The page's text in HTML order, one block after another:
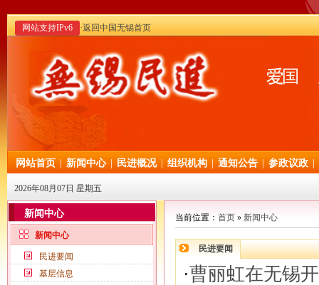
网站支持IPv6 ·返回中国无锡首页
网站首页 新闻中心 民进概况 组织机构 通知公告 参政议政
2026年08月07日 星期五
新闻中心
新闻中心
民进要闻
基层信息
当前位置： 首页 » 新闻中心
民进要闻
·曹丽虹在无锡